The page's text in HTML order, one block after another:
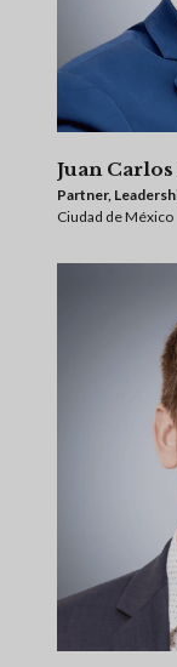
Juan
Partner,
Ciudad de México